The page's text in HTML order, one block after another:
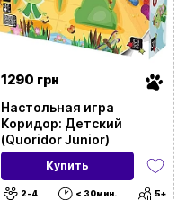
1290 грн
Настольная игра
Коридор: Детский
(Quoridor Junior)
Купить
2-4 < 30мин. 5+